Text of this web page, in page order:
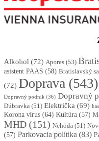
Alkohol (72) Apores (53)
asistent PAAS (58) Bratislavský
(72) Doprava (543)
Dopravný podnik (36) Dopravný
Dúbravka (51) Električka (69)
Korona vírus (64) Kultúra (57)
MHD (151) Nehoda (51)
(57) Parkovacia politika (83)